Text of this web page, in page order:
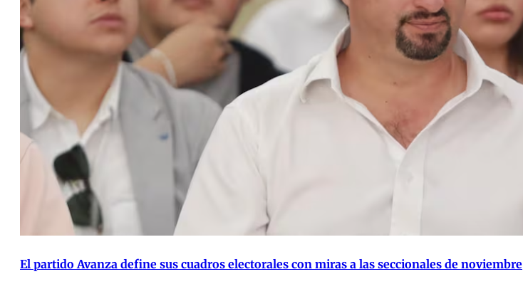
El partido Avanza define sus cuadros electorales con miras a las seccionales de noviembre